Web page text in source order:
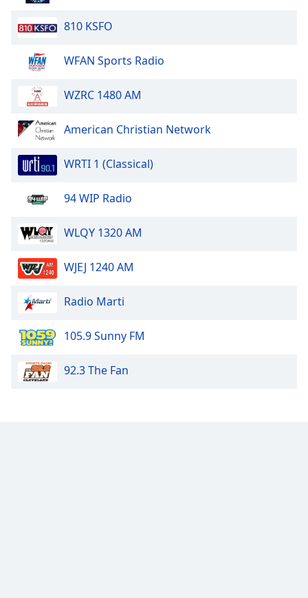
Area
Opacity
Size
Style
Font
Done
Modal
Dialog
810 KSFO
WFAN Sports Radio
WZRC 1480 AM
American Christian Network
WRTI 1 (Classical)
94 WIP Radio
WLQY 1320 AM
WJEJ 1240 AM
Radio Marti
105.9 Sunny FM
92.3 The Fan